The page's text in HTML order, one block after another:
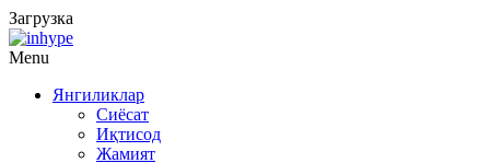
Загрузка
Menu
Янгиликлар
Сиёсат
Иқтисод
Жамият